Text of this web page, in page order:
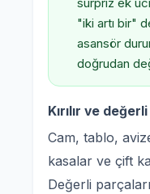
"iki artı bir"
asansör
doğrudan
Kırılır ve
Cam, tablo,
kasalar ve çift
Değerli